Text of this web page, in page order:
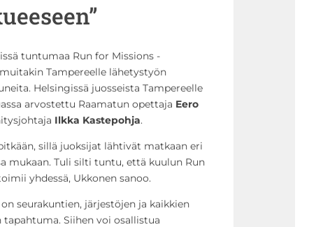
tuntumaa Run for Missions -
Tampereelle lähetystyön
Helsingissä juosseista Tampereelle
arvostettu Raamatun opettaja Eero
Ilkka Kastepohja.
sillä juoksijat lähtivät matkaan eri
mukaan. Tuli silti tuntu, että kuulun Run
yhdessä, Ukkonen sanoo.
seurakuntien, järjestöjen ja kaikkien
Siihen voi osallistua